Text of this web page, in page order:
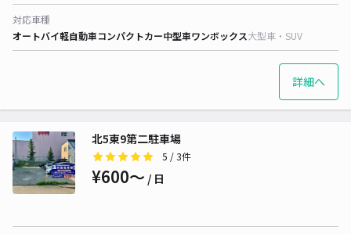
対応車種
オートバイ軽自動車コンパクトカー中型車ワンボックス大型車・SUV
詳細へ
北5東9第二駐車場
5 / 3件
¥600〜 / 日